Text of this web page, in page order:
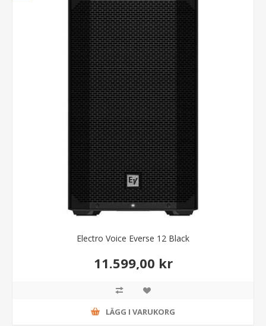
Electro Voice Everse 12 Black
11.599,00 kr
LÄGG I VARUKORG